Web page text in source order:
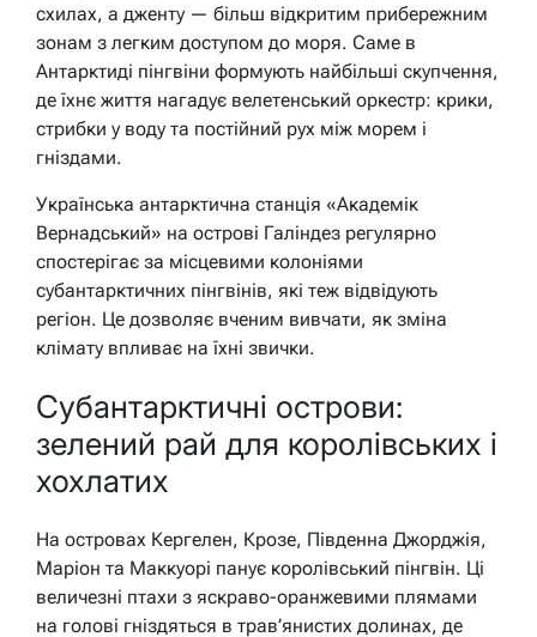
схилах, а дженту — більш відкритим прибережним
зонам з легким доступом до моря. Саме в
Антарктиді пінгвіни формують найбільші скупчення,
де їхнє життя нагадує велетенський оркестр: крики,
стрибки у воду та постійний рух між морем і
гніздами.
Українська антарктична станція «Академік
Вернадський» на острові Галіндез регулярно
спостерігає за місцевими колоніями
субантарктичних пінгвінів, які теж відвідують
регіон. Це дозволяє вченим вивчати, як зміна
клімату впливає на їхні звички.
Субантарктичні острови:
зелений рай для королівських і
хохлатих
На островах Кергелен, Крозе, Південна Джорджія,
Маріон та Маккуорі панує королівський пінгвін. Ці
величезні птахи з яскраво-оранжевими плямами
на голові гніздяться в трав’янистих долинах, де